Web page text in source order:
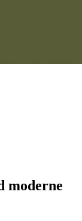
moderne